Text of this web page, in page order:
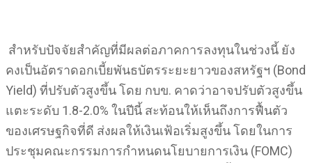
สำหรับปัจจัยสำคัญที่มีผลต่อภาคการลงทุนในช่วงนี้ ยัง
คงเป็นอัตราดอกเบี้ยพันธบัตรระยะยาวของสหรัฐฯ (Bond
Yield) ที่ปรับตัวสูงขึ้น โดย กบข. คาดว่าอาจปรับตัวสูงขึ้น
แตะระดับ 1.8-2.0% ในปีนี้ สะท้อนให้เห็นถึงการฟื้นตัว
ของเศรษฐกิจที่ดี ส่งผลให้เงินเฟ้อเริ่มสูงขึ้น โดยในการ
ประชุมคณะกรรมการกำหนดนโยบายการเงิน (FOMC)